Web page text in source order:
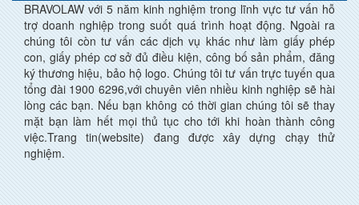
BRAVOLAW với 5 năm kinh nghiệm trong lĩnh vực tư vấn hỗ
trợ doanh nghiệp trong suốt quá trình hoạt động. Ngoài ra
chúng tôi còn tư vấn các dịch vụ khác như làm giấy phép
con, giấy phép cơ sở đủ điều kiện, công bố sản phẩm, đăng
ký thương hiệu, bảo hộ logo. Chúng tôi tư vấn trực tuyến qua
tổng đài 1900 6296,với chuyên viên nhiều kinh nghiệp sẽ hài
lòng các bạn. Nếu bạn không có thời gian chúng tôi sẽ thay
mặt bạn làm hết mọi thủ tục cho tới khi hoàn thành công
việc.Trang tin(website) đang được xây dựng chạy thử
nghiệm.